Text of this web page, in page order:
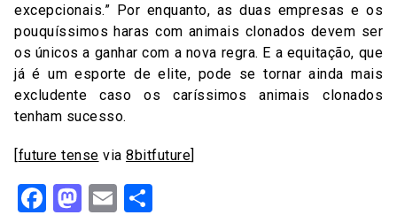
excepcionais.” Por enquanto, as duas empresas e os
pouquíssimos haras com animais clonados devem ser
os únicos a ganhar com a nova regra. E a equitação, que
já é um esporte de elite, pode se tornar ainda mais
excludente caso os caríssimos animais clonados
tenham sucesso.
[future tense via 8bitfuture]
Facebook
Mastodon
Email